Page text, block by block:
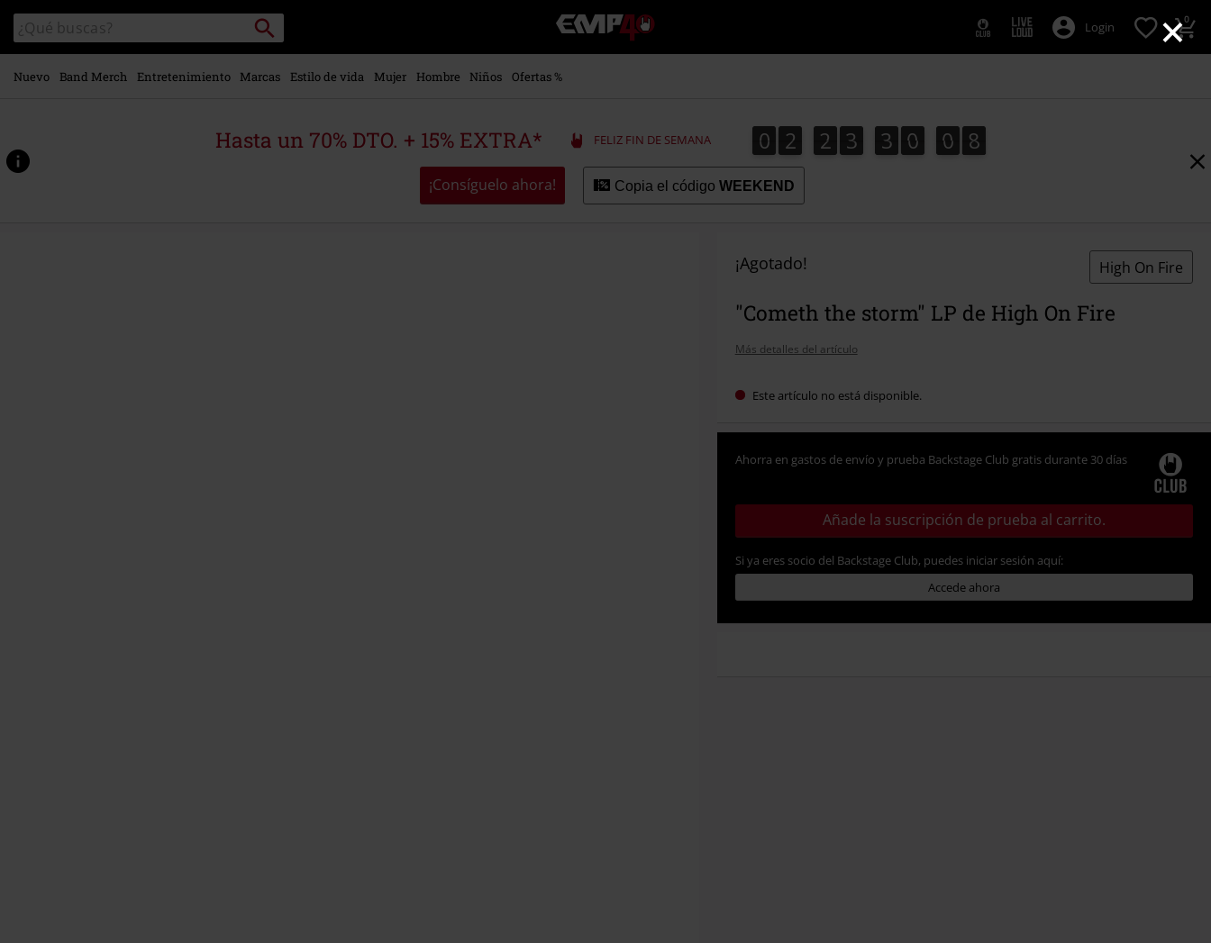
×
contenido
principal
Buscar
en
el
catálogo
Buscar
EMP
-
Música,
Merch
Ropa
Alternativa
Login 0
Nuevo Band Merch Entretenimiento Marcas Estilo de vida Mujer Hombre Niños Ofertas %
Hasta un 70% DTO. + 15% EXTRA* FELIZ FIN DE SEMANA 0
0 2
2 2
2 3
3 3
3 0
0 0
1
0 6
7
6
8
7
¡Consíguelo ahora! Copia el código WEEKEND
¡Agotado! High On Fire
"Cometh the storm" LP de High On Fire
Más detalles del artículo
Este artículo no está disponible.
Ahorra en gastos de envío y prueba Backstage Club gratis durante 30 días
Añade la suscripción de prueba al carrito.
Si ya eres socio del Backstage Club, puedes iniciar sesión aquí:
Accede ahora